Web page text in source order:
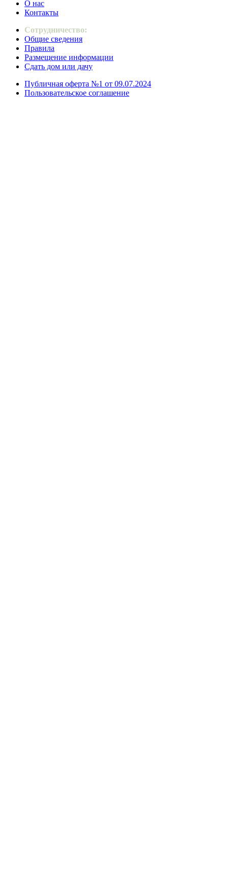
О нас
Контакты
Сотрудничество:
Общие сведения
Правила
Размещение информации
Сдать дом или дачу
Публичная оферта №1 от 09.07.2024
Пользовательское соглашение